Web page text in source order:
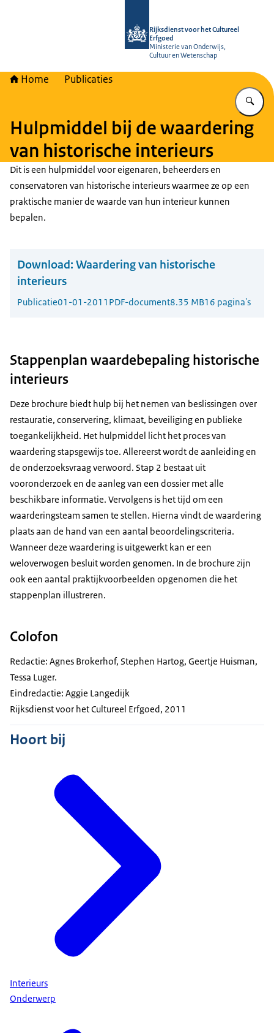
Rijksdienst voor het Cultureel
Erfgoed
Ministerie van Onderwijs,
Cultuur en Wetenschap
Home Publicaties
Hulpmiddel bij de waardering
van historische interieurs
Dit is een hulpmiddel voor eigenaren, beheerders en
conservatoren van historische interieurs waarmee ze op een
praktische manier de waarde van hun interieur kunnen
bepalen.
Download: Waardering van historische
interieurs
Publicatie01-01-2011 PDF-document8.35 MB16 pagina's
Stappenplan waardebepaling historische
interieurs
Deze brochure biedt hulp bij het nemen van beslissingen over
restauratie, conservering, klimaat, beveiliging en publieke
toegankelijkheid. Het hulpmiddel licht het proces van
waardering stapsgewijs toe. Allereerst wordt de aanleiding en
de onderzoeksvraag verwoord. Stap 2 bestaat uit
vooronderzoek en de aanleg van een dossier met alle
beschikbare informatie. Vervolgens is het tijd om een
waarderingsteam samen te stellen. Hierna vindt de waardering
plaats aan de hand van een aantal beoordelingscriteria.
Wanneer deze waardering is uitgewerkt kan er een
weloverwogen besluit worden genomen. In de brochure zijn
ook een aantal praktijkvoorbeelden opgenomen die het
stappenplan illustreren.
Colofon
Redactie: Agnes Brokerhof, Stephen Hartog, Geertje Huisman,
Tessa Luger.
Eindredactie: Aggie Langedijk
Rijksdienst voor het Cultureel Erfgoed, 2011
Hoort bij
Interieurs
Onderwerp